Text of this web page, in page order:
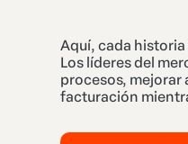
Aquí, cada
Los líderes del
procesos, mejorar
facturación